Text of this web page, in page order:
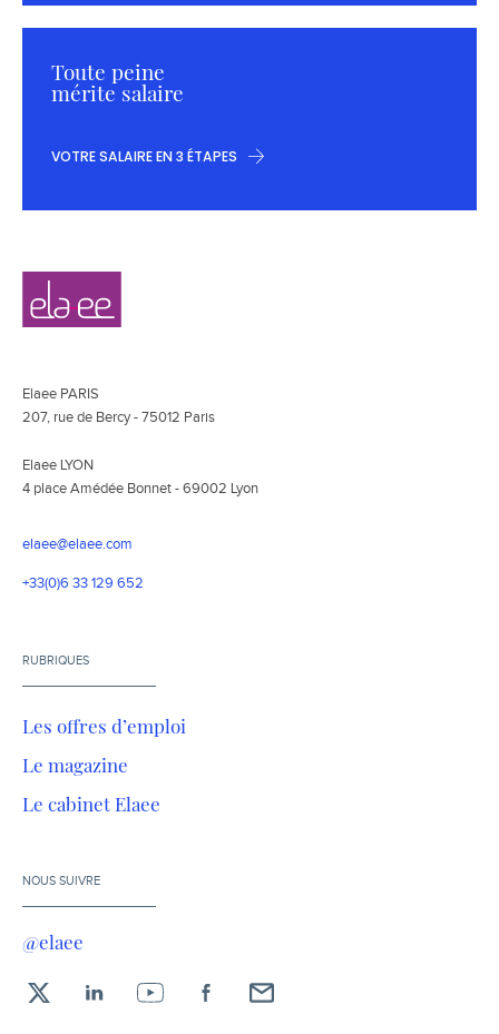
Toute peine
mérite salaire
VOTRE SALAIRE EN 3 ÉTAPES
Navigation
secondaire
Elaee
Elaee PARIS
207, rue de Bercy - 75012 Paris
Elaee LYON
4 place Amédée Bonnet - 69002 Lyon
elaee@elaee.com
+33(0)6 33 129 652
RUBRIQUES
Les offres d’emploi
Le magazine
Le cabinet Elaee
NOUS SUIVRE
@elaee